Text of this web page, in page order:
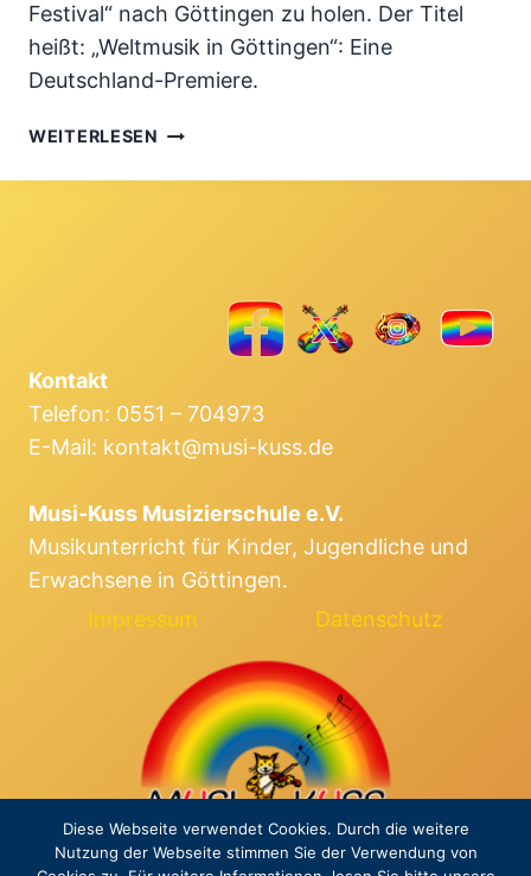
Festival“ nach Göttingen zu holen. Der Titel
heißt: „Weltmusik in Göttingen“: Eine
Deutschland-Premiere.
WEITERLESEN 2017:
FESTIVAL“
WELTMUSIK
Kontakt
Telefon: 0551 – 704973
E-Mail: kontakt@musi-kuss.de
Musi-Kuss Musizierschule e.V.
Musikunterricht für Kinder, Jugendliche und
Erwachsene in Göttingen.
Impressum
Datenschutz
Diese Webseite verwendet Cookies. Durch die weitere
Nutzung der Webseite stimmen Sie der Verwendung von